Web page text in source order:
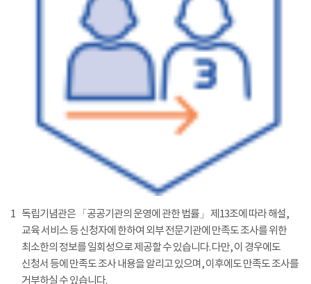
1 독립기념관은 「공공기관의 운영에 관한 법률」 제13조에 따라 해설,
교육 서비스 등 신청자에 한하여 외부 전문기관에 만족도 조사를 위한
최소한의 정보를 일회성으로 제공할 수 있습니다. 다만, 이 경우에도
신청서 등에 만족도 조사 내용을 알리고 있으며, 이후에도 만족도 조사를
거부하실 수 있습니다.